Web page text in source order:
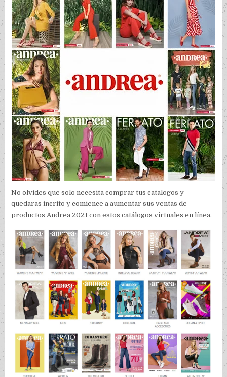
No olvides que solo necesita comprar tus catalogos y
quedaras incrito y comience a aumentar sus ventas de
productos Andrea 2021 con estos catálogos virtuales en línea.